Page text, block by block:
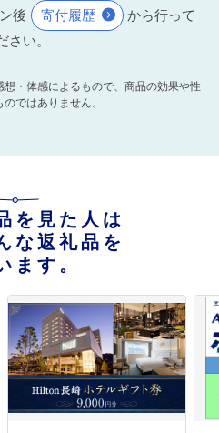
後 寄付履歴
から行って
さい。
・体感によるもので、商品の効果や性
ではありません。
を見た人は
な返礼品を
ます。